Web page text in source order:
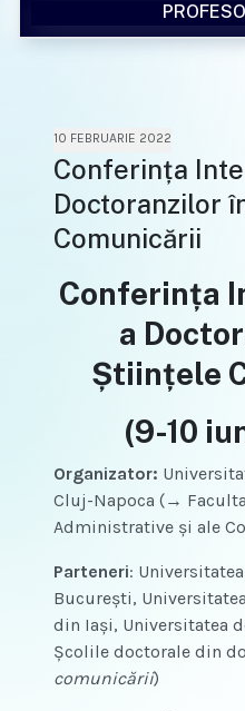
10 FEBRUARIE 2022
Conferința
Doctoranzilor
Comunicării
Conferința
a
Științele
(9-10
Organizator:
Cluj-Napoca (→
Administrative și ale
Parteneri:
București,
din Iași, Universitatea
Școlile doctorale din
comunicării)